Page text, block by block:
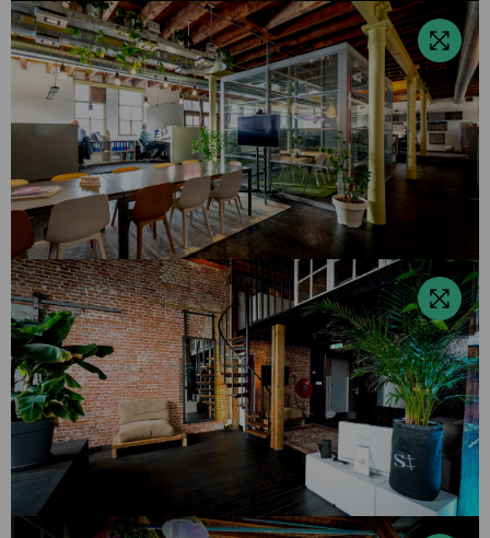
Bekijk
foto
over
Interieur
Buro
Bekijk
foto
Bekijk